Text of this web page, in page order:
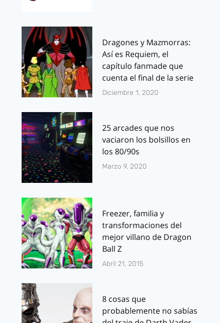
Dragones y Mazmorras:
Así es Requiem, el
capítulo fanmade que
cuenta el final de la serie
Diciembre 1, 2020
25 arcades que nos
vaciaron los bolsillos en
los 80/90s
Marzo 9, 2020
Freezer, familia y
transformaciones del
mejor villano de Dragon
Ball Z
Abril 21, 2015
8 cosas que
probablemente no sabías